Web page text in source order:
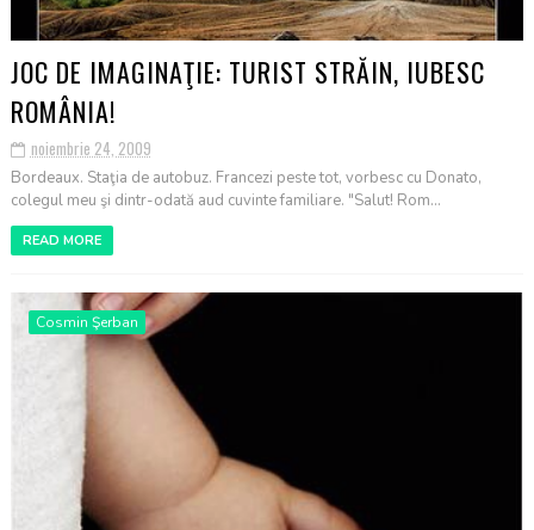
JOC DE IMAGINAŢIE: TURIST STRĂIN, IUBESC
ROMÂNIA!
noiembrie 24, 2009
Bordeaux. Staţia de autobuz. Francezi peste tot, vorbesc cu Donato,
colegul meu şi dintr-odată aud cuvinte familiare. "Salut! Rom...
READ MORE
Cosmin Şerban